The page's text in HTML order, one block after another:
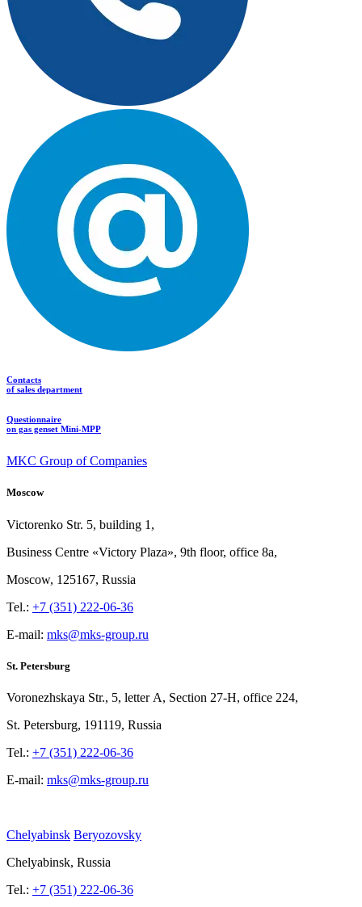
Contacts
of sales department
Questionnaire
on gas genset Mini-MPP
MKC Group of Companies
Moscow
Victorenko Str. 5, building 1,
Business Centre «Victory Plaza», 9th floor, office 8a,
Moscow, 125167, Russia
Tel.: +7 (351) 222-06-36
E-mail: mks@mks-group.ru
St. Petersburg
Voronezhskaya Str., 5, letter A, Section 27-Н, office 224,
St. Petersburg, 191119, Russia
Tel.: +7 (351) 222-06-36
E-mail: mks@mks-group.ru
Chelyabinsk Beryozovsky
Chelyabinsk, Russia
Tel.: +7 (351) 222-06-36